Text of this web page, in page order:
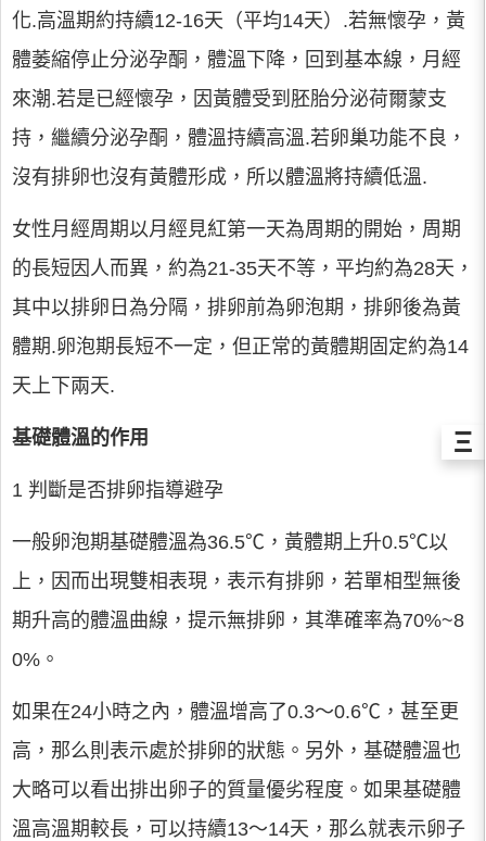
化.高溫期約持續12-16天（平均14天）.若無懷孕，黃
體萎縮停止分泌孕酮，體溫下降，回到基本線，月經
來潮.若是已經懷孕，因黃體受到胚胎分泌荷爾蒙支
持，繼續分泌孕酮，體溫持續高溫.若卵巢功能不良，
沒有排卵也沒有黃體形成，所以體溫將持續低溫.
女性月經周期以月經見紅第一天為周期的開始，周期
的長短因人而異，約為21-35天不等，平均約為28天，
其中以排卵日為分隔，排卵前為卵泡期，排卵後為黃
體期.卵泡期長短不一定，但正常的黃體期固定約為14
天上下兩天.
基礎體溫的作用
1 判斷是否排卵指導避孕
一般卵泡期基礎體溫為36.5℃，黃體期上升0.5℃以
上，因而出現雙相表現，表示有排卵，若單相型無後
期升高的體溫曲線，提示無排卵，其準確率為70%~8
0%。
如果在24小時之內，體溫增高了0.3～0.6℃，甚至更
高，那么則表示處於排卵的狀態。另外，基礎體溫也
大略可以看出排出卵子的質量優劣程度。如果基礎體
溫高溫期較長，可以持續13～14天，那么就表示卵子
Ξ